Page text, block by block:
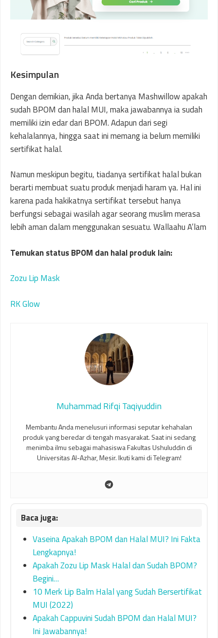
Kesimpulan
Dengan demikian, jika Anda bertanya Mashwillow apakah
sudah BPOM dan halal MUI, maka jawabannya ia sudah
memiliki izin edar dari BPOM. Adapun dari segi
kehalalannya, hingga saat ini memang ia belum memiliki
sertifikat halal.
Namun meskipun begitu, tiadanya sertifikat halal bukan
berarti membuat suatu produk menjadi haram ya. Hal ini
karena pada hakikatnya sertifikat tersebut hanya
berfungsi sebagai wasilah agar seorang muslim merasa
lebih aman dalam menggunakan sesuatu. Wallaahu A’lam
Temukan status BPOM dan halal produk lain:
Zozu Lip Mask
RK Glow
Muhammad Rifqi Taqiyuddin
Membantu Anda menelusuri informasi seputar kehahalan
produk yang beredar di tengah masyarakat. Saat ini sedang
menimba ilmu sebagai mahasiswa Fakultas Ushuluddin di
Universitas Al-Azhar, Mesir. Ikuti kami di Telegram!
Vaseina Apakah BPOM dan Halal MUI? Ini Fakta
Lengkapnya!
Apakah Zozu Lip Mask Halal dan Sudah BPOM?
Begini…
10 Merk Lip Balm Halal yang Sudah Bersertifikat
MUI (2022)
Apakah Cappuvini Sudah BPOM dan Halal MUI?
Ini Jawabannya!